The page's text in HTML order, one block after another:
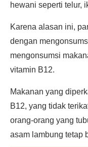
hewani seperti telur,
Karena alasan ini,
dengan
mengonsumsi
vitamin B12.
Makanan yang
B12, yang tidak
orang-orang yang
asam lambung tetap